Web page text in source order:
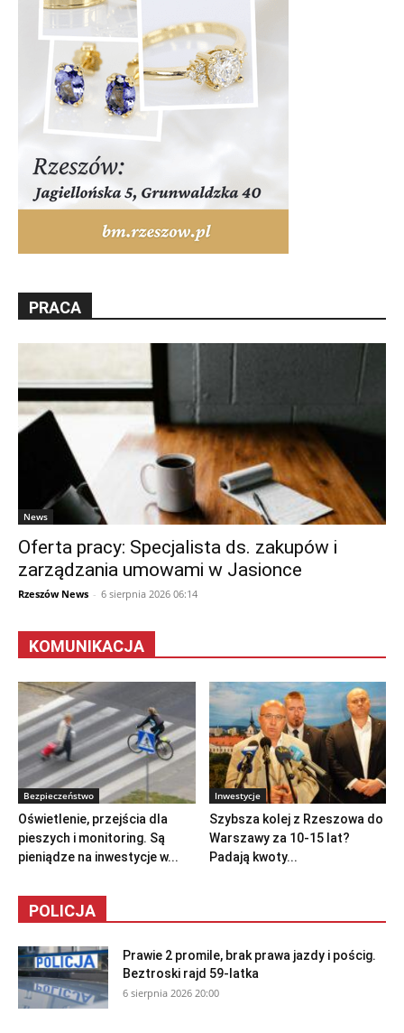
PRACA
News
Oferta pracy: Specjalista ds. zakupów i
zarządzania umowami w Jasionce
Rzeszów News - 6 sierpnia 2026 06:14
KOMUNIKACJA
Bezpieczeństwo
Oświetlenie, przejścia dla
pieszych i monitoring. Są
pieniądze na inwestycje w...
Inwestycje
Szybsza kolej z Rzeszowa do
Warszawy za 10-15 lat?
Padają kwoty...
POLICJA
Prawie 2 promile, brak prawa jazdy i pościg.
Beztroski rajd 59-latka
6 sierpnia 2026 20:00